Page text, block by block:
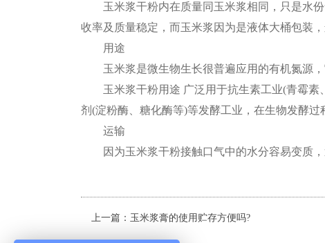
玉米浆干粉内在质量同玉米浆相同，只是水份
收率及质量稳定，而玉米浆因为是液体大桶包装
用途
玉米浆是微生物生长很普遍应用的有机氮源，
玉米浆干粉用途 广泛用于抗生素工业(青霉素
剂(淀粉酶、糖化酶等)等发酵工业，在生物发酵
运输
因为玉米浆干粉接触口气中的水分容易变质，
上一篇： 玉米浆膏的使用贮存方便吗?